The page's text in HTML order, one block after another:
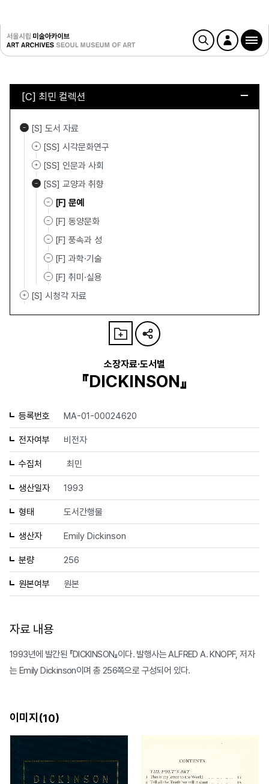
[C] 최민 컬렉션
[S] 도서 자료
[SS] 시각문화연구
[SS] 인문과 사회
[SS] 교양과 취향
[F] 문예
[F] 동양문화
[F] 풍속과 성
[F] 과학·기술
[F] 취미·실용
[S] 시청각 자료
소장자료·도서별
『DICKINSON』
등록번호 MA-01-00024620
전자여부 비전자
수집처 최민
생산일자 1993
형태 도서간행물
생산자 Emily Dickinson
분량 256
원본여부 원본
자료 내용
1993년에 발간된 『DICKINSON』이다. 발행사는 ALFRED A. KNOPF, 저자
는 Emily Dickinson이며 총 256쪽으로 구성되어 있다.
이미지(10)